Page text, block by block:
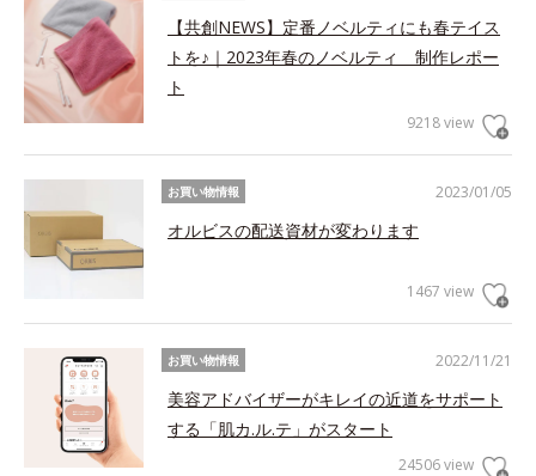
【共創NEWS】定番ノベルティにも春テイス
トを♪｜2023年春のノベルティ 制作レポー
ト
9218 view
2023/01/05
お買い物情報
オルビスの配送資材が変わります
1467 view
2022/11/21
お買い物情報
美容アドバイザーがキレイの近道をサポート
する「肌カ.ル.テ」がスタート
24506 view